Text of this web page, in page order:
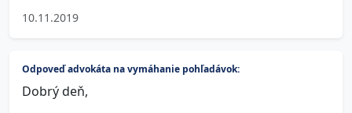
10.11.2019
Odpoveď advokáta na vymáhanie pohľadávok:
Dobrý deň,